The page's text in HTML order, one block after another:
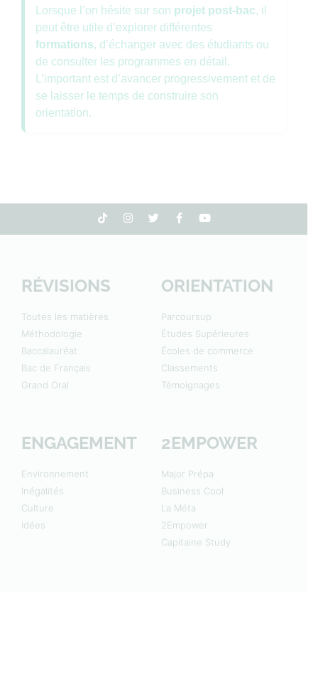
Lorsque l’on hésite sur son projet post-bac, il
peut être utile d’explorer différentes
formations, d’échanger avec des étudiants ou
de consulter les programmes en détail.
L’important est d’avancer progressivement et de
se laisser le temps de construire son
orientation.
RÉVISIONS
Toutes les matières
Méthodologie
Baccalauréat
Bac de Français
Grand Oral
ORIENTATION
Parcoursup
Études Supérieures
Écoles de commerce
Classements
Témoignages
ENGAGEMENT
Environnement
Inégalités
Culture
Idées
2EMPOWER
Major Prépa
Business Cool
La Méta
2Empower
Capitaine Study